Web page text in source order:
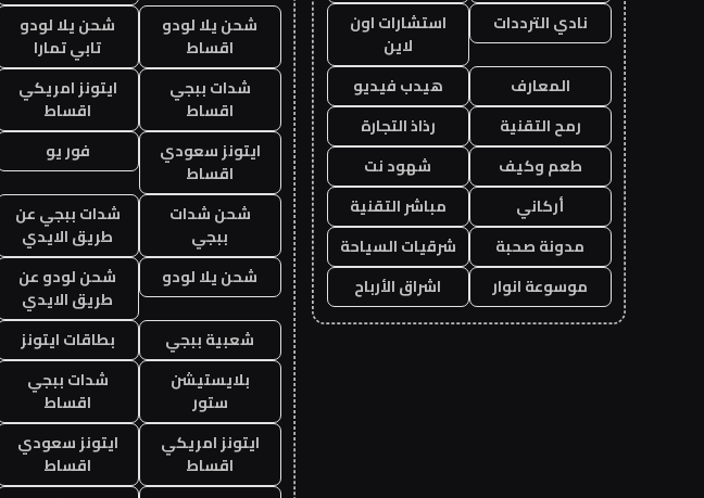
نادي الترددات
استشارات اون
لاين
المعارف
هيدب فيديو
رمح التقنية
رذاذ التجارة
طعم وكيف
شهود نت
أركاني
مباشر التقنية
مدونة صحبة
شرقيات السياحة
موسوعة انوار
اشراق الأرباح
شحن يلا لودو
اقساط
شحن يلا لودو
تابي تمارا
شدات ببجي
اقساط
ايتونز امريكي
اقساط
ايتونز سعودي
اقساط
فور يو
شحن شدات
ببجي
شدات ببجي عن
طريق الايدي
شحن يلا لودو
شحن لودو عن
طريق الايدي
شعبية ببجي
بطاقات ايتونز
بلايستيشن
ستور
شدات ببجي
اقساط
ايتونز امريكي
اقساط
ايتونز سعودي
اقساط